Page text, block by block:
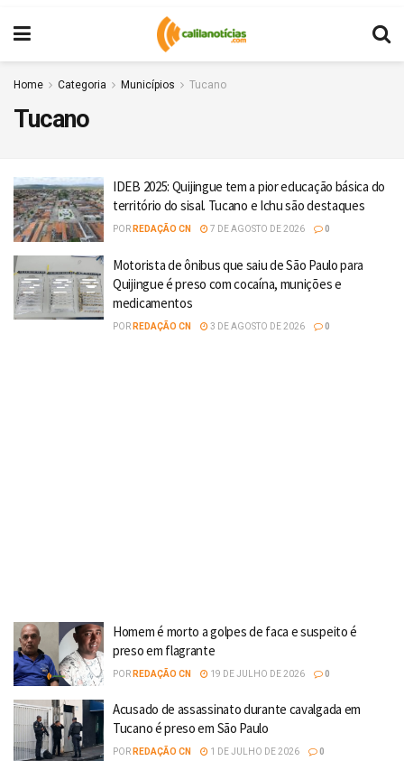
Home Categoria Municípios Tucano
Tucano
IDEB 2025: Quijingue tem a pior educação básica do
território do sisal. Tucano e Ichu são destaques
POR REDAÇÃO CN 7 DE AGOSTO DE 2026 0
Motorista de ônibus que saiu de São Paulo para
Quijingue é preso com cocaína, munições e
medicamentos
POR REDAÇÃO CN 3 DE AGOSTO DE 2026 0
Homem é morto a golpes de faca e suspeito é
preso em flagrante
POR REDAÇÃO CN 19 DE JULHO DE 2026 0
Acusado de assassinato durante cavalgada em
Tucano é preso em São Paulo
POR REDAÇÃO CN 1 DE JULHO DE 2026 0